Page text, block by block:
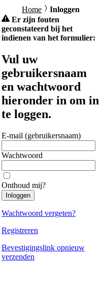
Home
Inloggen
Er zijn fouten
geconstateerd bij het
indienen van het formulier:
Vul uw
gebruikersnaam
en wachtwoord
hieronder in om in
te loggen.
E-mail (gebruikersnaam)
Wachtwoord
Onthoud mij?
Inloggen
Wachtwoord vergeten?
Registreren
Bevestigingslink opnieuw
verzenden